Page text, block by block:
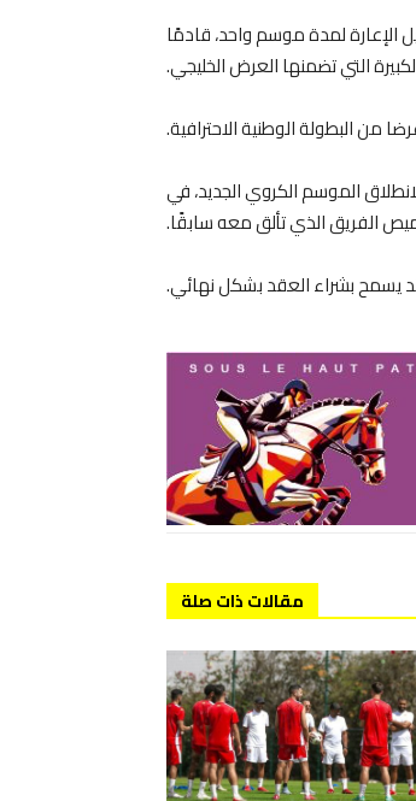
لمدة موسم واحد، قادمًا
التي تضمنها العرض الخليجي.
من البطولة الوطنية الاحترافية.
الموسم الكروي الجديد، في
الفريق الذي تألق معه سابقًا.
يسمح بشراء العقد بشكل نهائي.
مقالات ذات صلة